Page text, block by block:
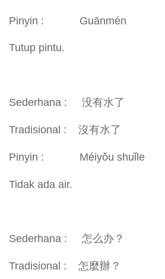
Pinyin : Guānmén
Tutup pintu.
Sederhana : 没有水了
Tradisional : 沒有水了
Pinyin : Méiyǒu shuǐle
Tidak ada air.
Sederhana : 怎么办？
Tradisional : 怎麼辦？